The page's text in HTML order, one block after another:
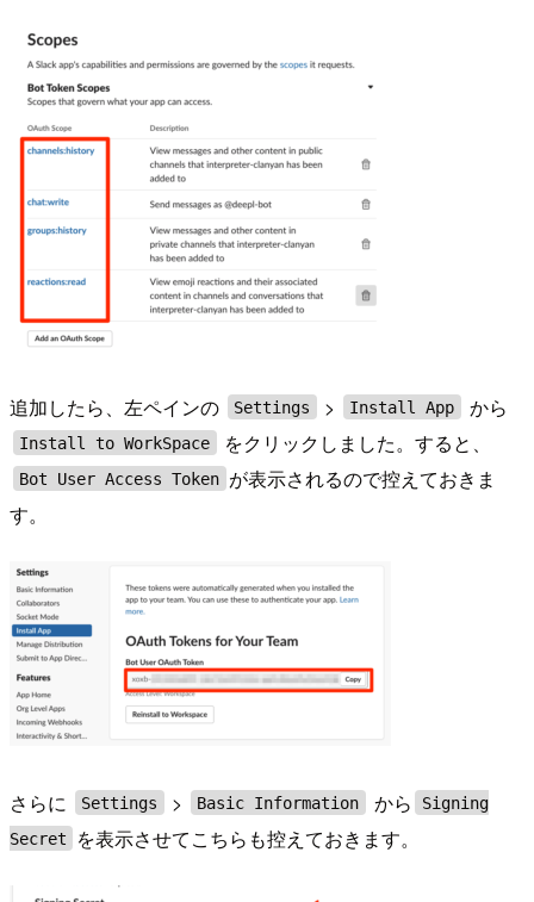
追加したら、左ペインの Settings > Install App から
Install to WorkSpace をクリックしました。すると、
Bot User Access Token が表示されるので控えておきま
す。
さらに Settings > Basic Information から
Signing
Secret
を表示させてこちらも控えておきます。